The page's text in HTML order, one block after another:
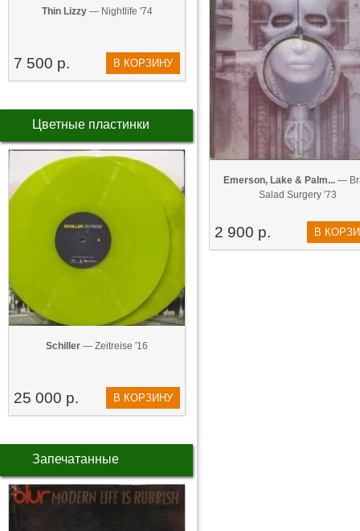
Thin Lizzy— Nightlife '74
7 500 р. В КОРЗИНУ
Цветные пластинки
Schiller — Zeitreise '16
25 000 р. В КОРЗИНУ
Запечатанные
Emerson, Lake & Palm...—
Salad Surgery '73
2 900 р. В